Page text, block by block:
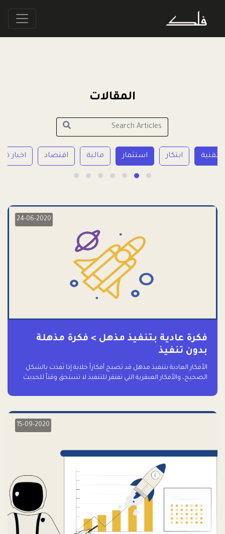
المقالات
تقنية ابتكار استثمار مالية اقتصاد اخبار
24-06-2020
فكرة عادية بتنفيذ مذهل > فكرة مذهلة
بدون تنفيذ
الأفكار العادية بتنفيذ مذهل قد تصبح أفكاراً خلابة إذا نُفذت بالشكل
الصحيح، والأفكار العبقرية التي تفتقر للتنفيذ لا تستحق وقتاً للحديث
15-09-2020